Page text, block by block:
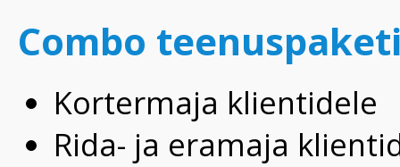
Combo
Kortermaja klientidele
Rida- ja eramaja